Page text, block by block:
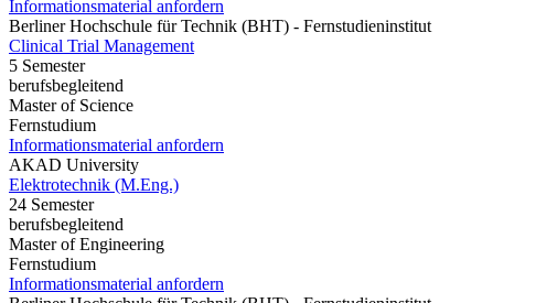
Informationsmaterial anfordern
Berliner Hochschule für Technik (BHT) - Fernstudieninstitut
Clinical Trial Management
5 Semester
berufsbegleitend
Master of Science
Fernstudium
Informationsmaterial anfordern
AKAD University
Elektrotechnik (M.Eng.)
24 Semester
berufsbegleitend
Master of Engineering
Fernstudium
Informationsmaterial anfordern